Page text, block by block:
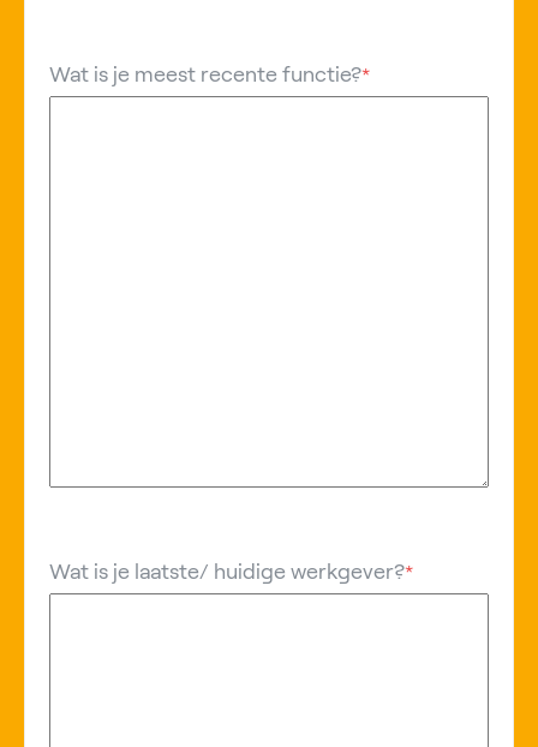
Wat is je meest recente functie?*
Wat is je laatste/ huidige werkgever?*